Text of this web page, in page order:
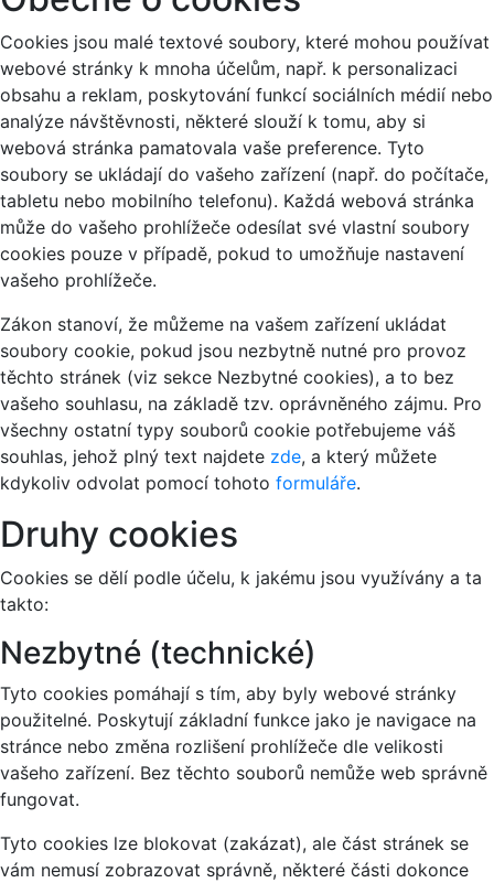
Cookies jsou malé textové soubory, které mohou používat
webové stránky k mnoha účelům, např. k personalizaci
obsahu a reklam, poskytování funkcí sociálních médií nebo
analýze návštěvnosti, některé slouží k tomu, aby si
webová stránka pamatovala vaše preference. Tyto
soubory se ukládají do vašeho zařízení (např. do počítače,
tabletu nebo mobilního telefonu). Každá webová stránka
může do vašeho prohlížeče odesílat své vlastní soubory
cookies pouze v případě, pokud to umožňuje nastavení
vašeho prohlížeče.
Zákon stanoví, že můžeme na vašem zařízení ukládat
soubory cookie, pokud jsou nezbytně nutné pro provoz
těchto stránek (viz sekce Nezbytné cookies), a to bez
vašeho souhlasu, na základě tzv. oprávněného zájmu. Pro
všechny ostatní typy souborů cookie potřebujeme váš
souhlas, jehož plný text najdete zde, a který můžete
kdykoliv odvolat pomocí tohoto formuláře.
Druhy cookies
Cookies se dělí podle účelu, k jakému jsou využívány a ta
takto:
Nezbytné (technické)
Tyto cookies pomáhají s tím, aby byly webové stránky
použitelné. Poskytují základní funkce jako je navigace na
stránce nebo změna rozlišení prohlížeče dle velikosti
vašeho zařízení. Bez těchto souborů nemůže web správně
fungovat.
Tyto cookies lze blokovat (zakázat), ale část stránek se
vám nemusí zobrazovat správně, některé části dokonce